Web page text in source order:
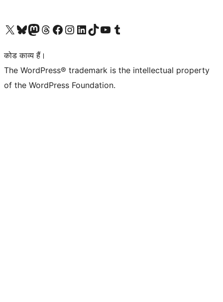
Visit our X (formerly Twitter) account
हमारे बलुस्की खाते पर जाएँVisit our Mastodon account
हमारे थ्रेड्स अकाउंट पर जाएंहमारे फेसबुक पेज पर जाएँहमारे इंस्टाग्राम अकाउंट पर जाएंहमारे लिंक्डइन खाते पर जाएँहमारे टिकटॉक खाते पर जाएँहमारे यूट्यूब चैनल पर जाएंहमारे Tumblr खाते पर जाएँ
कोड काव्य हैं।
The WordPress® trademark is the intellectual property
of the WordPress Foundation.